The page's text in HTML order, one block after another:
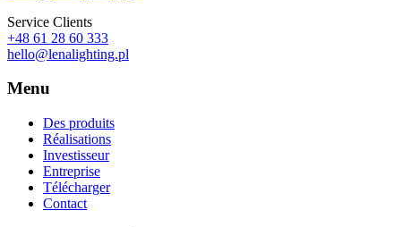
Service Clients
+48 61 28 60 333
hello@lenalighting.pl
Menu
Des produits
Réalisations
Investisseur
Entreprise
Télécharger
Contact